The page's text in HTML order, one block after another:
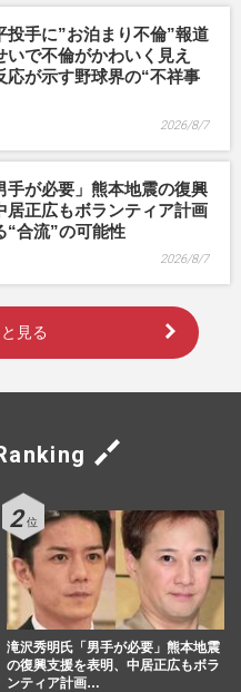
投手に”お泊まり不倫”報道
いで不倫がかわいく見え
応が示す野球界の“不祥事
2026/8/7
手が必要」熊本地震の復興
居正広もボランティア計画
“合流”の可能性
2026/8/7
見る
滝沢秀明氏「男手が必要」熊本地震
の復興支援を表明、中居正広もボラ
ンティア計画…